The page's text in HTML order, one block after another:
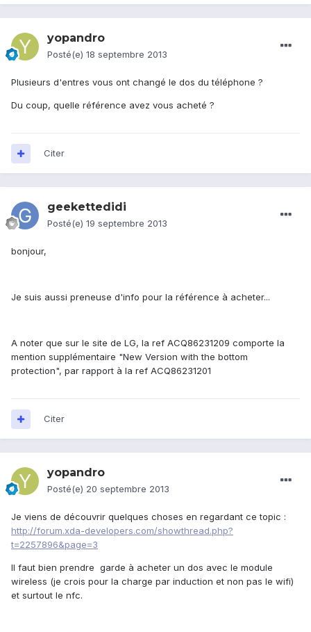
yopandro
Posté(e) 18 septembre 2013
Plusieurs d'entres vous ont changé le dos du téléphone ?
Du coup, quelle référence avez vous acheté ?
Citer
geekettedidi
Posté(e) 19 septembre 2013
bonjour,
Je suis aussi preneuse d'info pour la référence à acheter...
A noter que sur le site de LG, la ref ACQ86231209 comporte la
mention supplémentaire "New Version with the bottom
protection", par rapport à la ref ACQ86231201
Citer
yopandro
Posté(e) 20 septembre 2013
Je viens de découvrir quelques choses en regardant ce topic :
http://forum.xda-developers.com/showthread.php?
t=2257896&page=3
Il faut bien prendre garde à acheter un dos avec le module
wireless (je crois pour la charge par induction et non pas le wifi)
et surtout le nfc.